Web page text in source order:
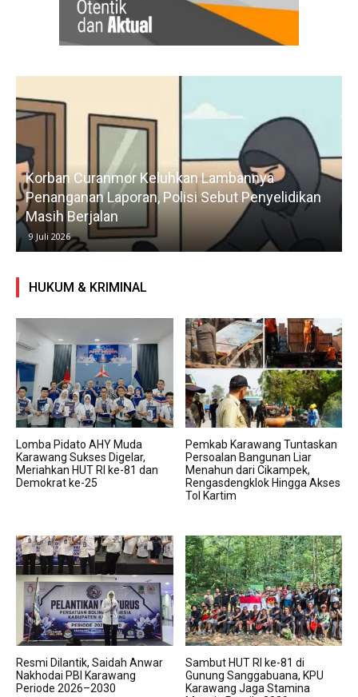
Korban Curanmor Keluhkan Lambannya
Penanganan Laporan, Polisi Sebut Penyelidikan
Masih Berjalan
9 Juli 2026
HUKUM & KRIMINAL
Lomba Pidato AHY Muda
Karawang Sukses Digelar,
Meriahkan HUT RI ke-81 dan
Demokrat ke-25
Pemkab Karawang Tuntaskan
Persoalan Bangunan Liar
Menahun dari Cikampek,
Rengasdengklok Hingga Akses
Tol Kartim
Resmi Dilantik, Saidah Anwar
Nakhodai PBI Karawang
Periode 2026–2030
Sambut HUT RI ke-81 di
Gunung Sanggabuana, KPU
Karawang Jaga Stamina